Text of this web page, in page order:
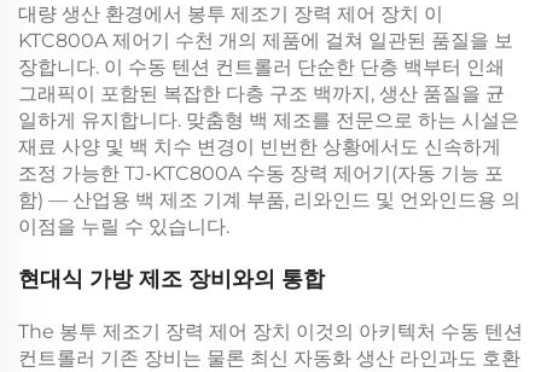
대량 생산 환경에서 봉투 제조기 장력 제어 장치 이
KTC800A 제어기 수천 개의 제품에 걸쳐 일관된 품질을 보
장합니다. 이 수동 텐션 컨트롤러 단순한 단층 백부터 인쇄
그래픽이 포함된 복잡한 다층 구조 백까지, 생산 품질을 균
일하게 유지합니다. 맞춤형 백 제조를 전문으로 하는 시설은
재료 사양 및 백 치수 변경이 빈번한 상황에서도 신속하게
조정 가능한 TJ-KTC800A 수동 장력 제어기(자동 기능 포
함) — 산업용 백 제조 기계 부품, 리와인드 및 언와인드용 의
이점을 누릴 수 있습니다.
현대식 가방 제조 장비와의 통합
The 봉투 제조기 장력 제어 장치 이것의 아키텍처 수동 텐션
컨트롤러 기존 장비는 물론 최신 자동화 생산 라인과도 호환